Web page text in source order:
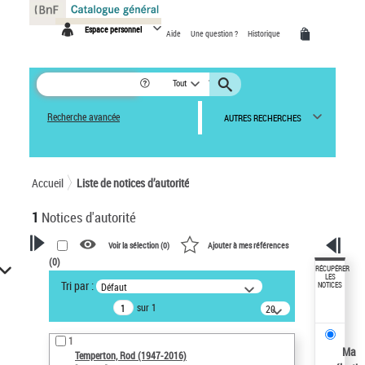
Espace personnel Aide Une question ? Historique
Tout
Recherche avancée AUTRES RECHERCHES
Accueil Liste de notices d’autorité
1 Notices d'autorité
VOTRE RECHERCHE
Recherche avancée dans les
notices d’autorité
Œuvres liées à l'auteur :
Temperton, Rod (1947-2016)
Voir la sélection (0) Ajouter à mes références
(0)
Tri par : Défaut
sur 1
20
résultats/page
1
Temperton, Rod (1947-2016)
RÉCUPÉRER
LES
NOTICES
Ma
Panneau de gestion des cookies